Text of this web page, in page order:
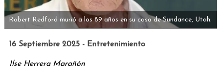
Robert Redford murió a los 89 años en su casa de Sundance, Utah.
16 Septiembre 2025 - Entretenimiento
Ilse Herrera Marañón